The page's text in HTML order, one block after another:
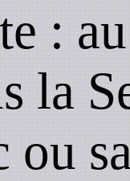
:
la
ou